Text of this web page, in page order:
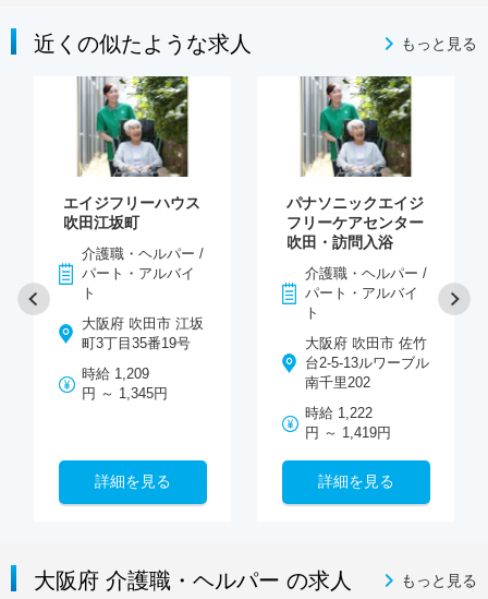
近くの似たような求人 もっと見る
エイジフリーハウス
吹田江坂町
介護職・ヘルパー /
パート・アルバイ
ト
大阪府 吹田市 江坂
町3丁目35番19号
時給 1,209
円 ～ 1,345円
詳細を見る
パナソニックエイジ
フリーケアセンター
吹田・訪問入浴
介護職・ヘルパー /
パート・アルバイ
ト
大阪府 吹田市 佐竹
台2-5-13ルワーブル
南千里202
時給 1,222
円 ～ 1,419円
詳細を見る
大阪府 介護職・ヘルパー の求人 もっと見る